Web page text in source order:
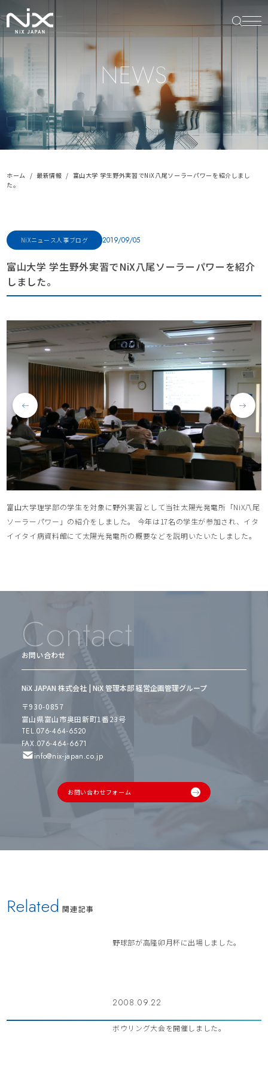
NEWS
ホーム 最新情報
富山大学 学生野外実習でNiX八尾ソーラーパワーを紹介しまし
た。
NiXニュース人事ブログ 2019/09/05
富山大学 学生野外実習でNiX八尾ソーラーパワーを紹介
しました。
富山大学理学部の学生を対象に野外実習として当社太陽光発電所「NiX八尾
ソーラーパワー」の紹介をしました。 今年は17名の学生が参加され、イタ
イイタイ病資料館にて太陽光発電所の概要などを説明いたいたしました。
Contact
お問い合わせ
NiX JAPAN 株式会社 | NiX 管理本部 経営企画管理グループ
〒930-0857
富山県富山市奥田新町1番23号
TEL.076-464-6520
FAX.076-464-6671
info@nix-japan.co.jp
お問い合わせフォーム
Related 関連記事
野球部が高隆卯月杯に出場しました。
2008.09.22
ボウリング大会を開催しました。